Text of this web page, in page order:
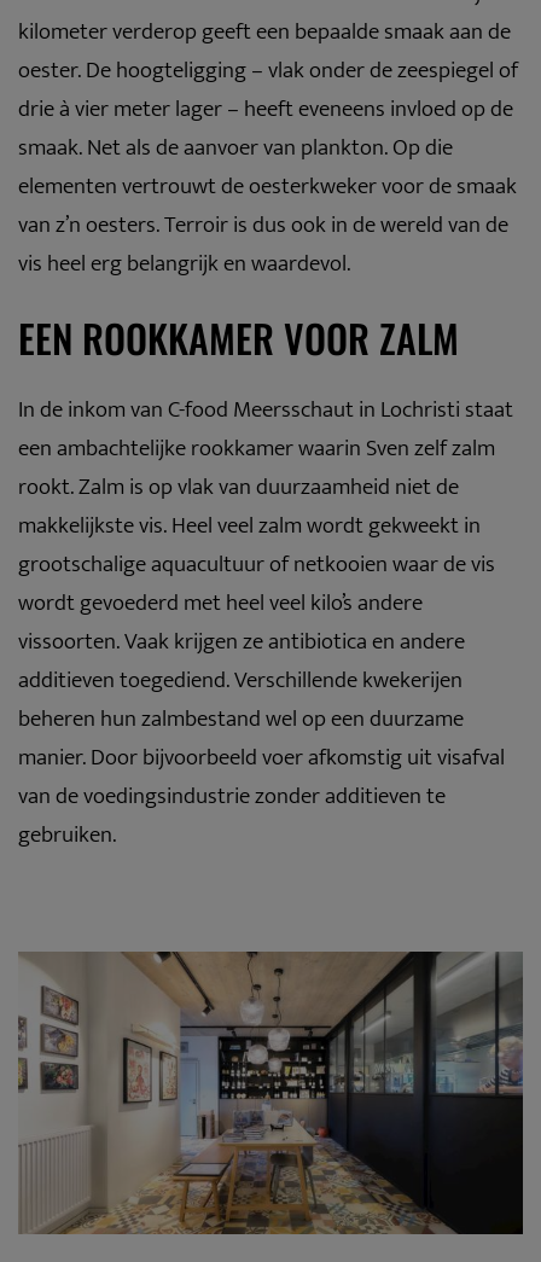
kilometer verderop geeft een bepaalde smaak aan de
oester. De hoogteligging – vlak onder de zeespiegel of
drie à vier meter lager – heeft eveneens invloed op de
smaak. Net als de aanvoer van plankton. Op die
elementen vertrouwt de oesterkweker voor de smaak
van z’n oesters. Terroir is dus ook in de wereld van de
vis heel erg belangrijk en waardevol.
EEN ROOKKAMER VOOR ZALM
In de inkom van C-food Meersschaut in Lochristi staat
een ambachtelijke rookkamer waarin Sven zelf zalm
rookt. Zalm is op vlak van duurzaamheid niet de
makkelijkste vis. Heel veel zalm wordt gekweekt in
grootschalige aquacultuur of netkooien waar de vis
wordt gevoederd met heel veel kilo’s andere
vissoorten. Vaak krijgen ze antibiotica en andere
additieven toegediend. Verschillende kwekerijen
beheren hun zalmbestand wel op een duurzame
manier. Door bijvoorbeeld voer afkomstig uit visafval
van de voedingsindustrie zonder additieven te
gebruiken.